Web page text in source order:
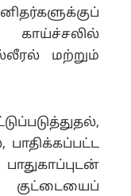
காய்ச்சலில்
மற்றும்